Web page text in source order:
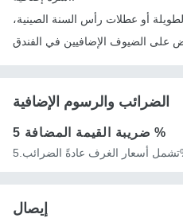
أو عطلات رأس السنة الصينية،
الضرائب والرسوم الإضافية
ضريبة القيمة المضافة 5 %
إيصال